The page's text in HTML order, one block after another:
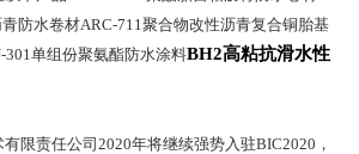
防水卷材ARC-711聚合物改性沥青复合铜胎基
301单组份聚氨酯防水涂料BH2高粘抗滑水性
有限责任公司2020年将继续强势入驻BIC2020，